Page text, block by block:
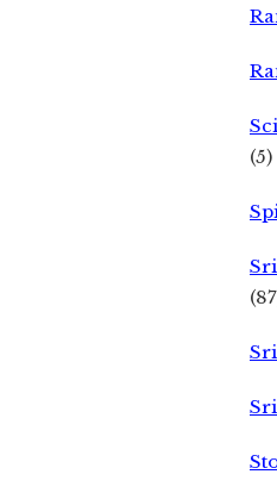
(5)